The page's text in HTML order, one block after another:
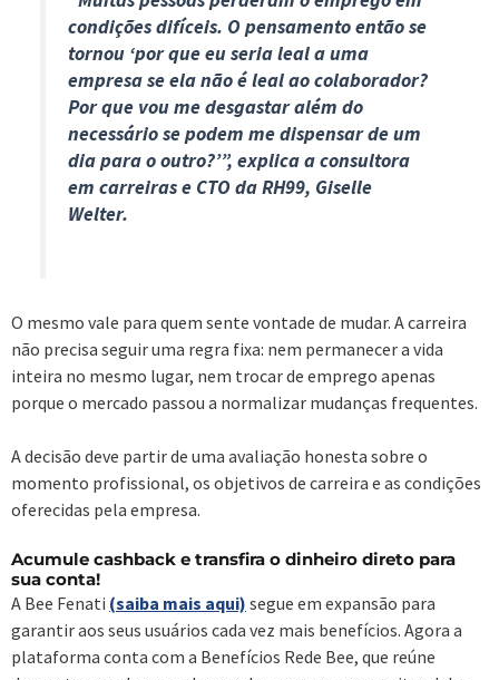
condições difíceis. O pensamento então se
tornou ‘por que eu seria leal a uma
empresa se ela não é leal ao colaborador?
Por que vou me desgastar além do
necessário se podem me dispensar de um
dia para o outro?’”, explica a consultora
em carreiras e CTO da RH99, Giselle
Welter.
O mesmo vale para quem sente vontade de mudar. A carreira
não precisa seguir uma regra fixa: nem permanecer a vida
inteira no mesmo lugar, nem trocar de emprego apenas
porque o mercado passou a normalizar mudanças frequentes.
A decisão deve partir de uma avaliação honesta sobre o
momento profissional, os objetivos de carreira e as condições
oferecidas pela empresa.
Acumule cashback e transfira o dinheiro direto para
sua conta!
A Bee Fenati (saiba mais aqui) segue em expansão para
garantir aos seus usuários cada vez mais benefícios. Agora a
plataforma conta com a Benefícios Rede Bee, que reúne